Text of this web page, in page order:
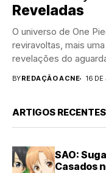
Reveladas
O universo de One
reviravoltas, mais
revelações do
BYREDAÇÃO ACNE 16
ARTIGOS RECENTES
SAO:
Casados